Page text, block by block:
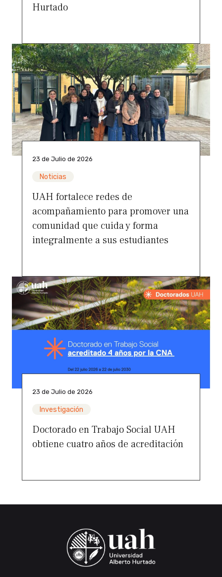
Hurtado
23 de Julio de 2026
Noticias
UAH fortalece redes de
acompañamiento para promover una
comunidad que cuida y forma
integralmente a sus estudiantes
23 de Julio de 2026
Investigación
Doctorado en Trabajo Social UAH
obtiene cuatro años de acreditación